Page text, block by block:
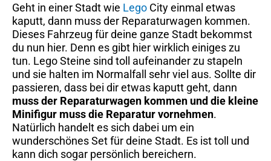
Geht in einer Stadt wie Lego City einmal etwas
kaputt, dann muss der Reparaturwagen kommen.
Dieses Fahrzeug für deine ganze Stadt bekommst
du nun hier. Denn es gibt hier wirklich einiges zu
tun. Lego Steine sind toll aufeinander zu stapeln
und sie halten im Normalfall sehr viel aus. Sollte dir
passieren, dass bei dir etwas kaputt geht, dann
muss der Reparaturwagen kommen und die kleine
Minifigur muss die Reparatur vornehmen.
Natürlich handelt es sich dabei um ein
wunderschönes Set für deine Stadt. Es ist toll und
kann dich sogar persönlich bereichern.